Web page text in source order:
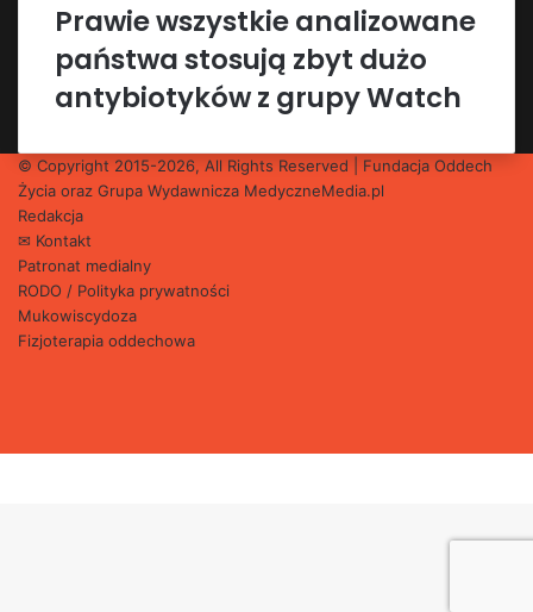
Prawie wszystkie analizowane
państwa stosują zbyt dużo
antybiotyków z grupy Watch
© Copyright 2015-2026, All Rights Reserved | Fundacja Oddech
Życia oraz Grupa Wydawnicza MedyczneMedia.pl
Redakcja
✉ Kontakt
Patronat medialny
RODO / Polityka prywatności
Mukowiscydoza
Fizjoterapia oddechowa